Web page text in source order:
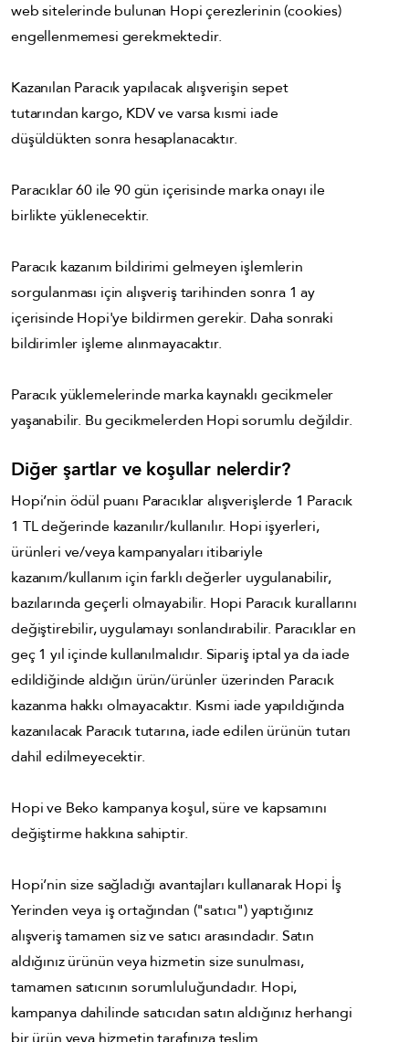
web sitelerinde bulunan Hopi çerezlerinin (cookies)
engellenmemesi gerekmektedir.
Kazanılan Paracık yapılacak alışverişin sepet
tutarından kargo, KDV ve varsa kısmi iade
düşüldükten sonra hesaplanacaktır.
Paracıklar 60 ile 90 gün içerisinde marka onayı ile
birlikte yüklenecektir.
Paracık kazanım bildirimi gelmeyen işlemlerin
sorgulanması için alışveriş tarihinden sonra 1 ay
içerisinde Hopi'ye bildirmen gerekir. Daha sonraki
bildirimler işleme alınmayacaktır.
Paracık yüklemelerinde marka kaynaklı gecikmeler
yaşanabilir. Bu gecikmelerden Hopi sorumlu değildir.
Diğer şartlar ve koşullar nelerdir?
Hopi’nin ödül puanı Paracıklar alışverişlerde 1 Paracık
1 TL değerinde kazanılır/kullanılır. Hopi işyerleri,
ürünleri ve/veya kampanyaları itibariyle
kazanım/kullanım için farklı değerler uygulanabilir,
bazılarında geçerli olmayabilir. Hopi Paracık kurallarını
değiştirebilir, uygulamayı sonlandırabilir. Paracıklar en
geç 1 yıl içinde kullanılmalıdır. Sipariş iptal ya da iade
edildiğinde aldığın ürün/ürünler üzerinden Paracık
kazanma hakkı olmayacaktır. Kısmi iade yapıldığında
kazanılacak Paracık tutarına, iade edilen ürünün tutarı
dahil edilmeyecektir.
Hopi ve Beko kampanya koşul, süre ve kapsamını
değiştirme hakkına sahiptir.
Hopi’nin size sağladığı avantajları kullanarak Hopi İş
Yerinden veya iş ortağından ("satıcı") yaptığınız
alışveriş tamamen siz ve satıcı arasındadır. Satın
aldığınız ürünün veya hizmetin size sunulması,
tamamen satıcının sorumluluğundadır. Hopi,
kampanya dahilinde satıcıdan satın aldığınız herhangi